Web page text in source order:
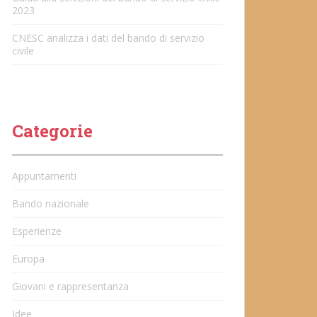
2023
CNESC analizza i dati del bando di servizio
civile
Categorie
Appuntamenti
Bando nazionale
Esperienze
Europa
Giovani e rappresentanza
Idee